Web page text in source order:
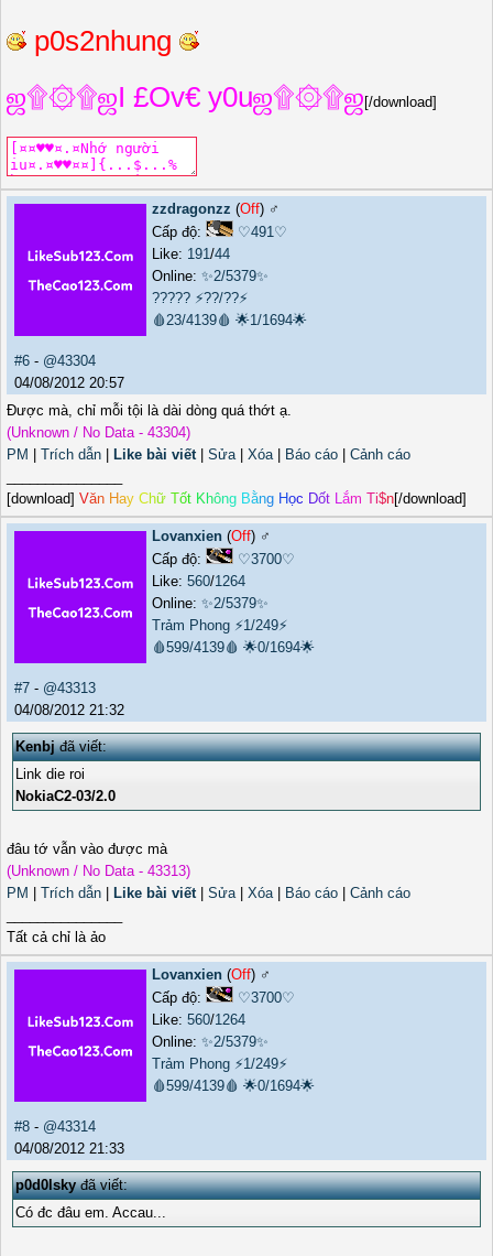
p0s2nhung
ஜ۩۞۩ஜI £Ov€ y0uஜ۩۞۩ஜ [/download]
zzdragonzz (Off) ♂️
Cấp độ:
♡491♡
Like: 191/44
Online: ✨2/5379✨
????? ⚡??/??⚡
🩸23/4139🩸 🌟1/1694🌟
#6 - @43304
04/08/2012 20:57
Được mà, chỉ mỗi tội là dài dòng quá thớt ạ.
(Unknown / No Data - 43304)
PM
Trích dẫn Like bài viết| Sửa| Xóa| Báo cáo
Cảnh cáo
[download] Văn Hay Chữ Tốt Không Bằng Học Dốt Lắm Ti$n[/download]
Lovanxien (Off) ♂️
Cấp độ:
♡3700♡
Like: 560/1264
Online: ✨2/5379✨
Trảm Phong ⚡1/249⚡
🩸599/4139🩸 🌟0/1694🌟
#7 - @43313
04/08/2012 21:32
Kenbjđã viết:
Link die roi
NokiaC2-03/2.0
đâu tớ vẫn vào được mà
(Unknown / No Data - 43313)
PM
Trích dẫn Like bài viết| Sửa| Xóa| Báo cáo
Cảnh cáo
Tất cả chỉ là ảo
Lovanxien (Off) ♂️
Cấp độ:
♡3700♡
Like: 560/1264
Online: ✨2/5379✨
Trảm Phong ⚡1/249⚡
🩸599/4139🩸 🌟0/1694🌟
#8 - @43314
04/08/2012 21:33
p0d0lskyđã viết:
Có đc đâu em. Accau...